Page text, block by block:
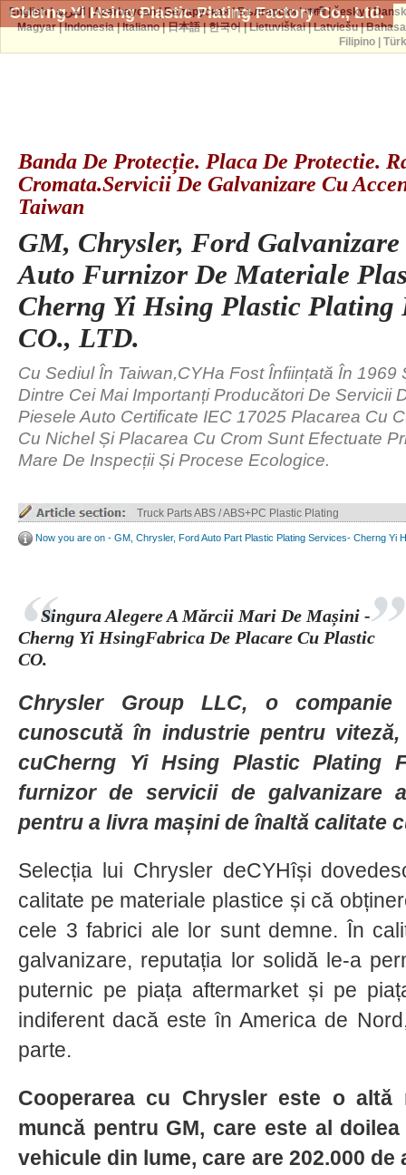
Cherng Yi Hsing Plastic Plating Factory Co., Ltd.
Banda De Protecție. Placa De Protectie.
Cromata.Servicii De Galvanizare Cu
Taiwan
GM, Chrysler, Ford Galvanizare
Auto Furnizor De Materiale
Cherng Yi Hsing Plastic Plating
CO., LTD.
Cu Sediul În Taiwan,CYHa Fost Înființată În 1969
Dintre Cei Mai Importanți Producători De Servicii
Piesele Auto Certificate IEC 17025 Placarea Cu
Cu Nichel Și Placarea Cu Crom Sunt Efectuate
Mare De Inspecții Și Procese Ecologice.
Truck Parts ABS / ABS+PC Plastic Plating
Now you are on - GM, Chrysler, Ford Auto Part Plastic Plating Services- Cherng Yi
Singura Alegere A Mărcii Mari De Mașini -
Cherng Yi HsingFabrica De Placare Cu Plastic
CO.
Chrysler Group LLC, o companie
cunoscută în industrie pentru
cuCherng Yi Hsing Plastic Plating
furnizor de servicii de galvanizare
pentru a livra mașini de înaltă calitate
Selecția lui Chrysler deCYHîși
calitate pe materiale plastice și că
cele 3 fabrici ale lor sunt demne. În
galvanizare, reputația lor solidă le-a
puternic pe piața aftermarket și pe
indiferent dacă este în America de
parte.
Cooperarea cu Chrysler este o altă
muncă pentru GM, care este al
vehicule din lume, care are 202.000
English|العربية |Azərbaycan|Беларуская|Български|বাঙ্গালী|česky|
Magyar|Indonesia|Italiano|日本語|한국어|Lietuviškai|Latviešu|
Filipino|